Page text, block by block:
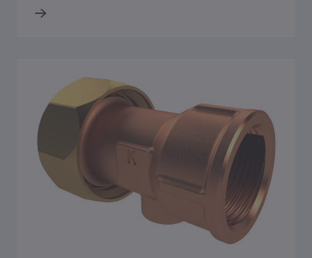
Přehled Příslušenství